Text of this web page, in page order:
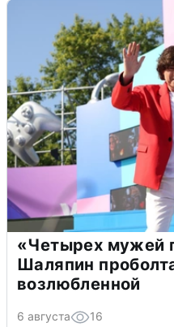
«Четырех мужей
Шаляпин
возлюбленной
6 августа 16